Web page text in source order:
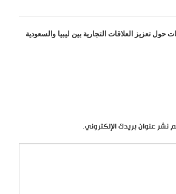
حول تعزيز العلاقات التجارية بين ليبيا والسعودية
نشر عنوان بريدك الإلكتروني.